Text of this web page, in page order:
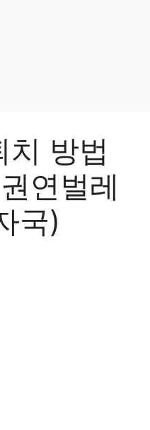
치 방법
연벌레
국)